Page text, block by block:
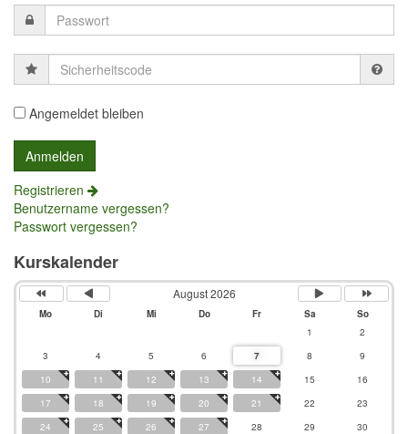
Sicherheitscode
Angemeldet bleiben
Registrieren
Benutzername vergessen?
Passwort vergessen?
Kurskalender
August 2026
Mo Di Mi Do Fr Sa
So
1
2
3
4 5 6 7 8
9
10
11 12 13 14 15
16
17
18 19 20 21 22
23
24
25 26 27 28 29 30